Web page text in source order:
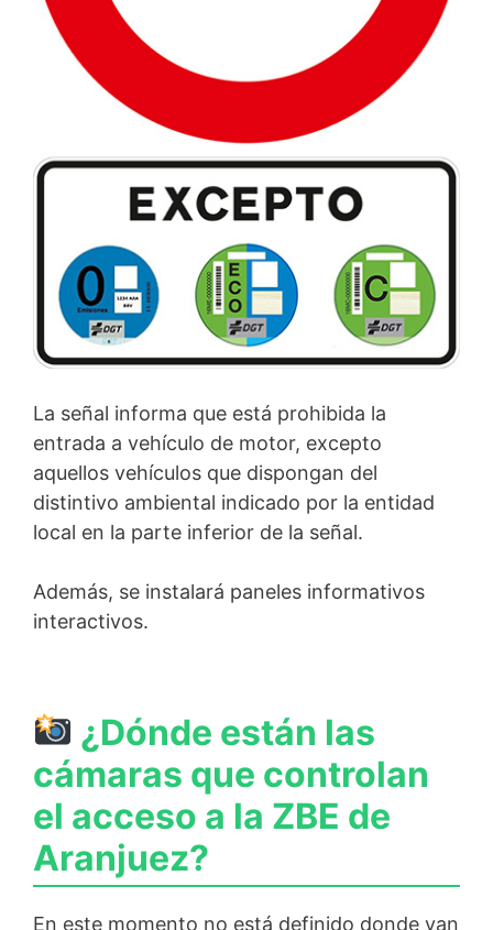
La señal informa que está prohibida la
entrada a vehículo de motor, excepto
aquellos vehículos que dispongan del
distintivo ambiental indicado por la entidad
local en la parte inferior de la señal.
Además, se instalará paneles informativos
interactivos.
¿Dónde están las
cámaras que controlan
el acceso a la ZBE de
Aranjuez?
En este momento no está definido donde van